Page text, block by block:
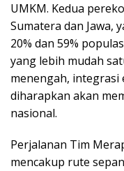
UMKM. Kedua
Sumatera dan Jawa,
20% dan 59%
yang lebih mudah
menengah, integrasi
diharapkan akan
nasional.
Perjalanan Tim
mencakup rute